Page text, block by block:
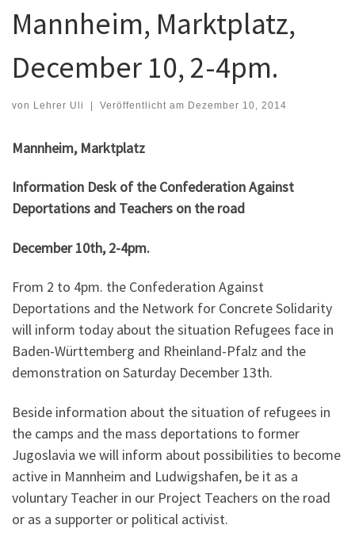
Mannheim, Marktplatz,
December 10, 2-4pm.
von Lehrer Uli | Veröffentlicht am Dezember 10, 2014
Mannheim, Marktplatz
Information Desk of the Confederation Against
Deportations and Teachers on the road
December 10th, 2-4pm.
From 2 to 4pm. the Confederation Against
Deportations and the Network for Concrete Solidarity
will inform today about the situation Refugees face in
Baden-Württemberg and Rheinland-Pfalz and the
demonstration on Saturday December 13th.
Beside information about the situation of refugees in
the camps and the mass deportations to former
Jugoslavia we will inform about possibilities to become
active in Mannheim and Ludwigshafen, be it as a
voluntary Teacher in our Project Teachers on the road
or as a supporter or political activist.